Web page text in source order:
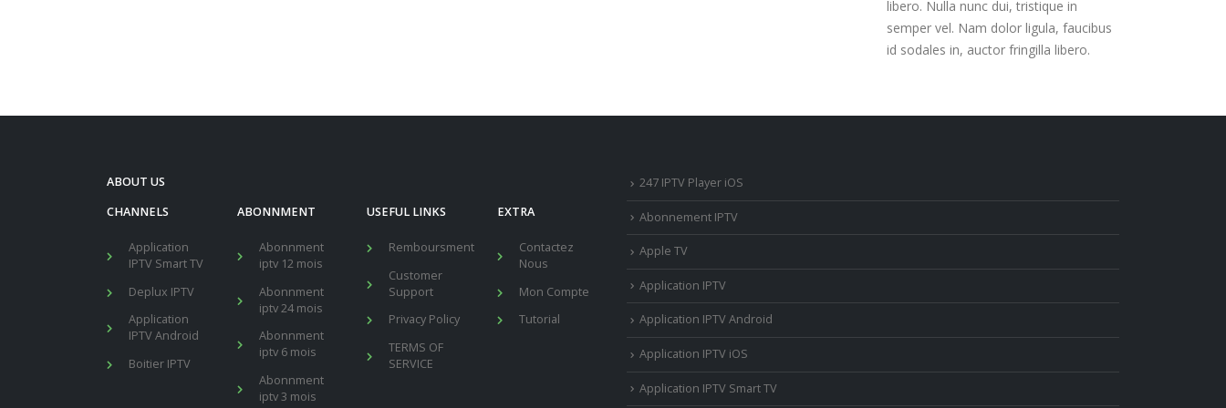
libero. Nulla nunc dui, tristique in
semper vel. Nam dolor ligula, faucibus
id sodales in, auctor fringilla libero.
ABOUT US
CHANNELS
Application
IPTV Smart TV
Deplux IPTV
Application
IPTV Android
Boitier IPTV
ABONNMENT
Abonnment
iptv 12 mois
Abonnment
iptv 24 mois
Abonnment
iptv 6 mois
Abonnment
iptv 3 mois
USEFUL LINKS
Remboursment
Customer
Support
Privacy Policy
TERMS OF
SERVICE
EXTRA
Contactez
Nous
Mon Compte
Tutorial
247 IPTV Player iOS
Abonnement IPTV
Apple TV
Application IPTV
Application IPTV Android
Application IPTV iOS
Application IPTV Smart TV